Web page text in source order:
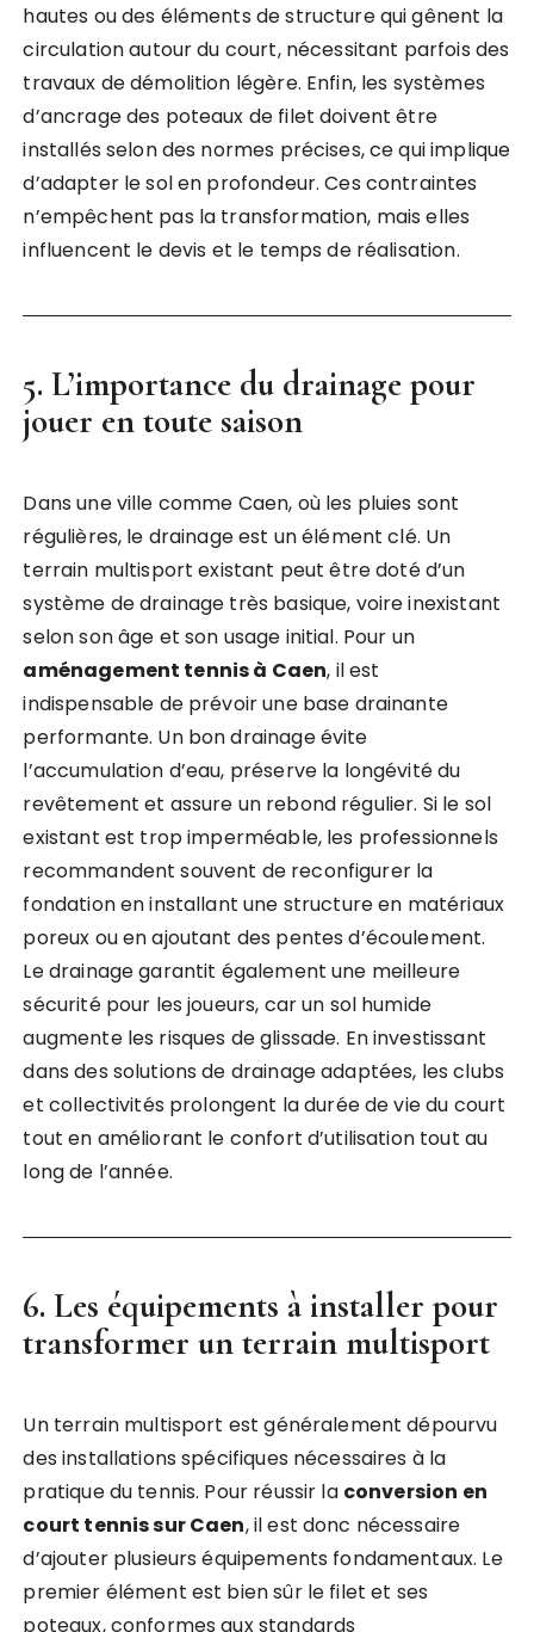
hautes ou des éléments de structure qui gênent la
circulation autour du court, nécessitant parfois des
travaux de démolition légère. Enfin, les systèmes
d’ancrage des poteaux de filet doivent être
installés selon des normes précises, ce qui implique
d’adapter le sol en profondeur. Ces contraintes
n’empêchent pas la transformation, mais elles
influencent le devis et le temps de réalisation.
5. L’importance du drainage pour
jouer en toute saison
Dans une ville comme Caen, où les pluies sont
régulières, le drainage est un élément clé. Un
terrain multisport existant peut être doté d’un
système de drainage très basique, voire inexistant
selon son âge et son usage initial. Pour un
aménagement tennis à Caen, il est
indispensable de prévoir une base drainante
performante. Un bon drainage évite
l’accumulation d’eau, préserve la longévité du
revêtement et assure un rebond régulier. Si le sol
existant est trop imperméable, les professionnels
recommandent souvent de reconfigurer la
fondation en installant une structure en matériaux
poreux ou en ajoutant des pentes d’écoulement.
Le drainage garantit également une meilleure
sécurité pour les joueurs, car un sol humide
augmente les risques de glissade. En investissant
dans des solutions de drainage adaptées, les clubs
et collectivités prolongent la durée de vie du court
tout en améliorant le confort d’utilisation tout au
long de l’année.
6. Les équipements à installer pour
transformer un terrain multisport
Un terrain multisport est généralement dépourvu
des installations spécifiques nécessaires à la
pratique du tennis. Pour réussir la conversion en
court tennis sur Caen, il est donc nécessaire
d’ajouter plusieurs équipements fondamentaux. Le
premier élément est bien sûr le filet et ses
poteaux, conformes aux standards